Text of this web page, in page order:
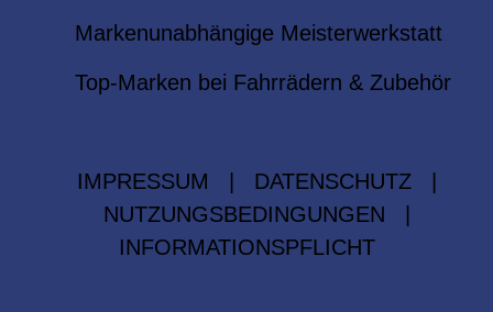
Markenunabhängige Meisterwerkstatt
Top-Marken bei Fahrrädern & Zubehör
IMPRESSUM DATENSCHUTZ
NUTZUNGSBEDINGUNGEN
INFORMATIONSPFLICHT